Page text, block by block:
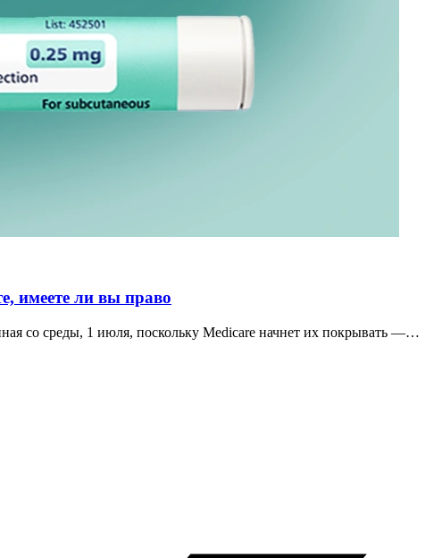
имеете ли вы право
со среды, 1 июля, поскольку Medicare начнет их покрывать —…